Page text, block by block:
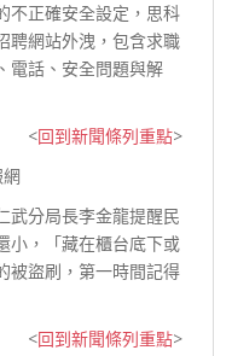
不正確安全設定，思科
聘網站外洩，包含求職
電話、安全問題與解
<回到新聞條列重點>
武分局長李金龍提醒民
小，「藏在櫃台底下或
被盜刷，第一時間記得
<回到新聞條列重點>